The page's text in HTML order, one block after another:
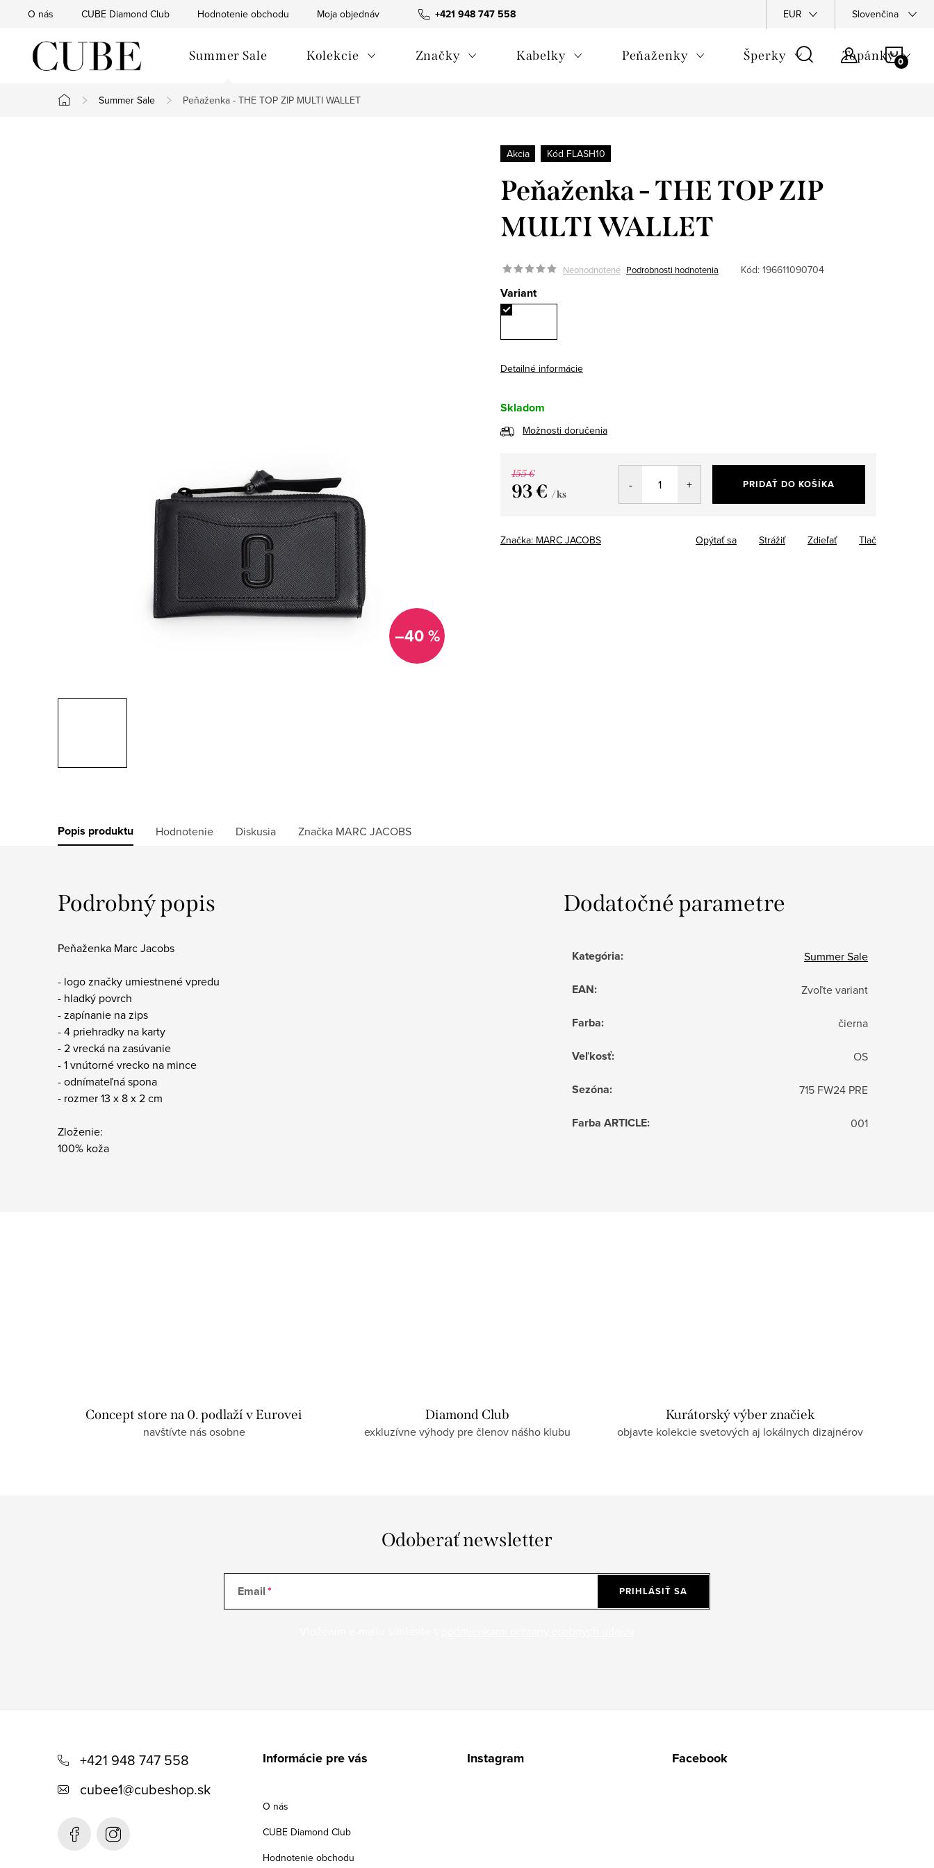
+421 948 747 558
O nás CUBE Diamond Club Hodnotenie obchodu Moja objednávka Všeobecné obchodné podmienky Podmienky ochrany osobných údajov
EUR Slovenčina
Summer Sale Kolekcie Značky Kabelky Peňaženky Šperky Topánky
Domov
Summer Sale Peňaženka - THE TOP ZIP MULTI WALLET
–40 %
Akcia Kód FLASH10
Peňaženka - THE TOP ZIP
MULTI WALLET
Neohodnotené Podrobnosti hodnotenia Kód: 196611090704
Variant
Detailné informácie
Skladom
Možnosti doručenia
155 €
93 € / ks
PRIDAŤ DO KOŠÍKA
Značka: MARC JACOBS Tlač
Opýtať sa Strážiť Zdieľať
Popis produktu Hodnotenie Diskusia Značka MARC JACOBS
Podrobný popis
Peňaženka Marc Jacobs
- logo značky umiestnené vpredu
- hladký povrch
- zapínanie na zips
- 4 priehradky na karty
- 2 vrecká na zasúvanie
- 1 vnútorné vrecko na mince
- odnímateľná spona
- rozmer 13 x 8 x 2 cm
Zloženie:
100% koža
Dodatočné parametre
Kategória: Summer Sale
EAN: Zvoľte variant
Farba: čierna
Veľkosť: OS
Sezóna: 715 FW24 PRE
Farba ARTICLE: 001
Concept store na 0. podlaží v Eurovei
navštívte nás osobne
Diamond Club
exkluzívne výhody pre členov nášho klubu
Kurátorský výber značiek
objavte kolekcie svetových aj lokálnych dizajnérov
Odoberať newsletter
Email PRIHLÁSIŤ SA
+421 948 747 558
cubee1@cubeshop.sk
Informácie pre vás
O nás
CUBE Diamond Club
Hodnotenie obchodu
Instagram Facebook